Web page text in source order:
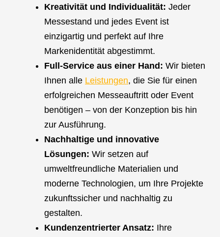
Kreativität und Individualität: Jeder
Messestand und jedes Event ist
einzigartig und perfekt auf Ihre
Markenidentität abgestimmt.
Full-Service aus einer Hand: Wir bieten
Ihnen alle Leistungen, die Sie für einen
erfolgreichen Messeauftritt oder Event
benötigen – von der Konzeption bis hin
zur Ausführung.
Nachhaltige und innovative
Lösungen: Wir setzen auf
umweltfreundliche Materialien und
moderne Technologien, um Ihre Projekte
zukunftssicher und nachhaltig zu
gestalten.
Kundenzentrierter Ansatz: Ihre